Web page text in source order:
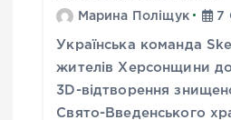
Марина Поліщук 7
Українська команда
жителів Херсонщини
3D-відтворення
Свято-Введенського